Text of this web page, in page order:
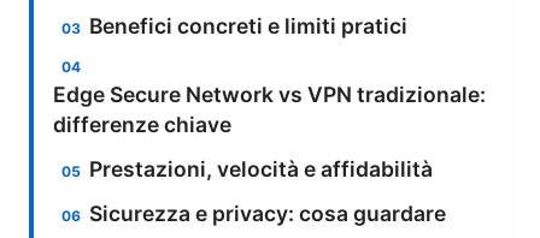
Benefici concreti e limiti pratici
Edge Secure Network vs VPN tradizionale:
differenze chiave
Prestazioni, velocità e affidabilità
Sicurezza e privacy: cosa guardare